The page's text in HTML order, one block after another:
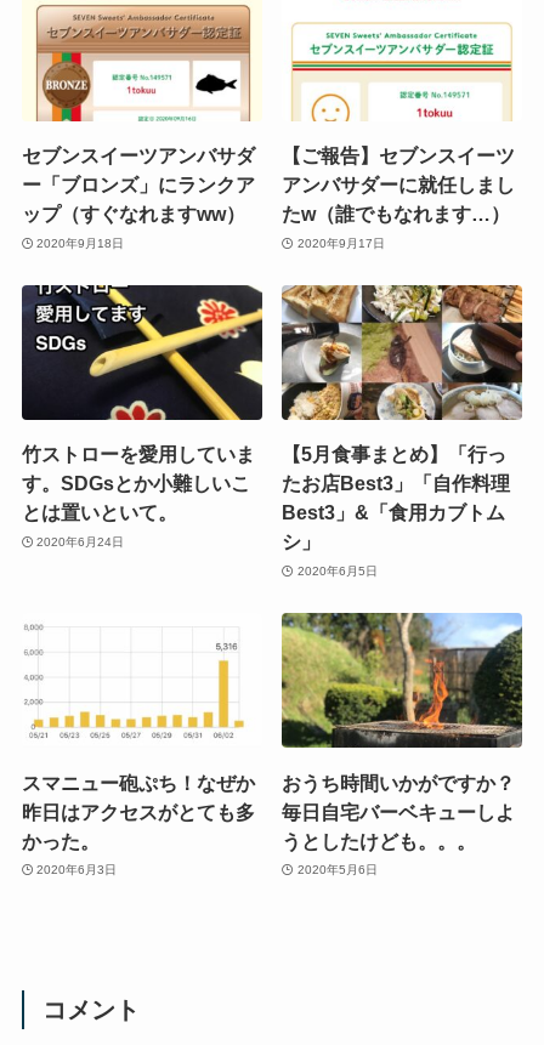
セブンスイーツアンバサダ
ー「ブロンズ」にランクア
ップ（すぐなれますww）
2020年9月18日
【ご報告】セブンスイーツ
アンバサダーに就任しまし
たw（誰でもなれます…）
2020年9月17日
竹ストローを愛用していま
す。SDGsとか小難しいこ
とは置いといて。
2020年6月24日
【5月食事まとめ】「行っ
たお店Best3」「自作料理
Best3」&「食用カブトム
シ」
2020年6月5日
スマニュー砲ぷち！なぜか
昨日はアクセスがとても多
かった。
2020年6月3日
おうち時間いかがですか？
毎日自宅バーベキューしよ
うとしたけども。。。
2020年5月6日
コメント